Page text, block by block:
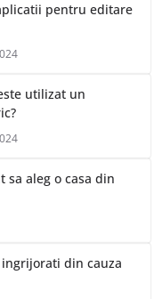
pentru editare
utilizat un
sa aleg o casa din
din cauza